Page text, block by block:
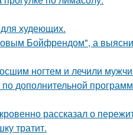
худеющих.
Бойфрендом", а
ногтем и лечили
дополнительной
рассказал о
тратит.